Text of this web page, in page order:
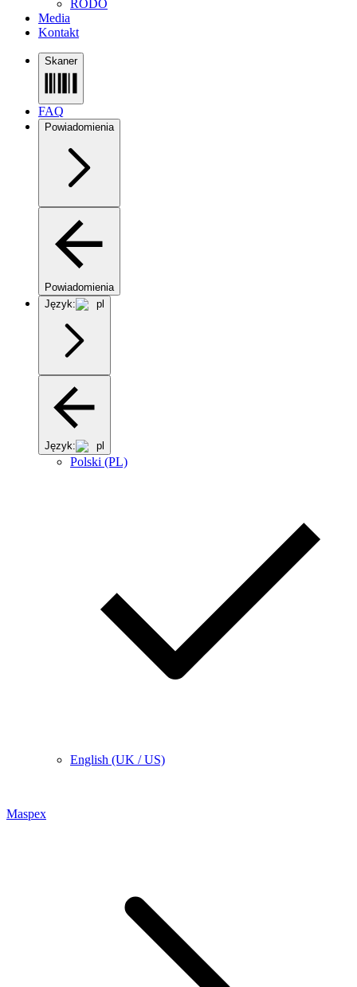
RODO
Media
Kontakt
Skaner
FAQ
Powiadomienia
Powiadomienia
Język:
pl
Język: pl
Polski (PL)
English (UK / US)
Maspex